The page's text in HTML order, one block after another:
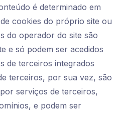
é determinado em
cookies do próprio site ou
do operador do site são
e só podem ser acedidos
de terceiros integrados
terceiros, por sua vez, são
serviços de terceiros,
e podem ser